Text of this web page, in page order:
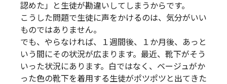
認めた」と生徒が勘違いしてしまうからです。
こうした問題で生徒に声をかけるのは、気分がいい
ものではありません。
でも、やらなければ、１週間後、１か月後、あっと
いう間にその状況が広まります。最近、靴下がそう
いった状況にあります。白ではなく、ベージュがか
った色の靴下を着用する生徒がポツポツと出てきた